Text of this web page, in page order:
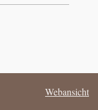
Webansicht